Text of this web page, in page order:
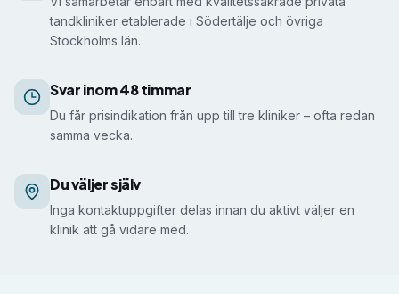
tandkliniker etablerade i Södertälje och övriga
Stockholms län.
Svar inom 48 timmar
Du får prisindikation från upp till tre kliniker – ofta redan
samma vecka.
Du väljer själv
Inga kontaktuppgifter delas innan du aktivt väljer en
klinik att gå vidare med.